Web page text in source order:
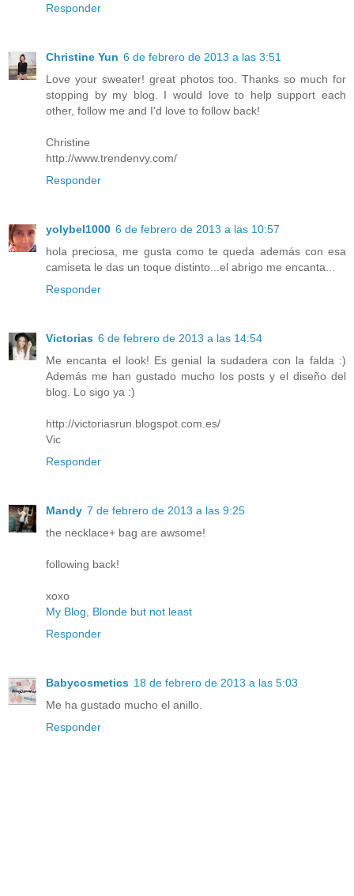
Responder
Christine Yun 6 de febrero de 2013 a las 3:51
Love your sweater! great photos too. Thanks so much for
stopping by my blog. I would love to help support each
other, follow me and I'd love to follow back!
Christine
http://www.trendenvy.com/
Responder
yolybel1000 6 de febrero de 2013 a las 10:57
hola preciosa, me gusta como te queda además con esa
camiseta le das un toque distinto...el abrigo me encanta...
Responder
Victorias 6 de febrero de 2013 a las 14:54
Me encanta el look! Es genial la sudadera con la falda :)
Además me han gustado mucho los posts y el diseño del
blog. Lo sigo ya :)
http://victoriasrun.blogspot.com.es/
Vic
Responder
Mandy 7 de febrero de 2013 a las 9:25
the necklace+ bag are awsome!
following back!
xoxo
My Blog, Blonde but not least
Responder
Babycosmetics 18 de febrero de 2013 a las 5:03
Me ha gustado mucho el anillo.
Responder